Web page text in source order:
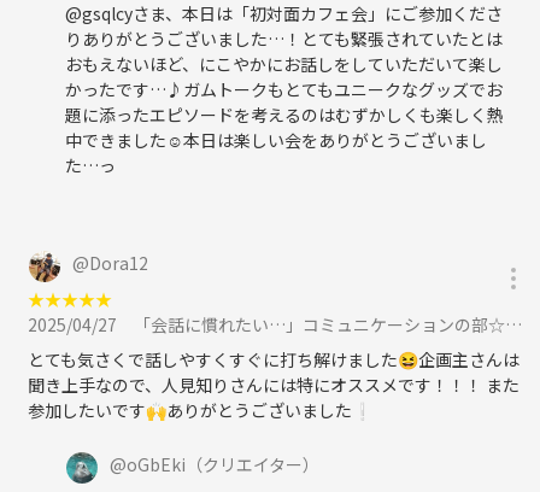
@gsqlcyさま、本日は「初対面カフェ会」にご参加くださ
りありがとうございました…！とても緊張されていたとは
おもえないほど、にこやかにお話しをしていただいて楽し
かったです…♪ガムトークもとてもユニークなグッズでお
題に添ったエピソードを考えるのはむずかしくも楽しく熱
中できました☺️本日は楽しい会をありがとうございまし
た…っ
@Dora12
★★★★★
2025/04/27
「会話に慣れたい…」コミュニケーションの部☆に参加
とても気さくで話しやすくすぐに打ち解けました😆企画主さんは
聞き上手なので、人見知りさんには特にオススメです！！！ また
参加したいです🙌ありがとうございました❕
@oGbEki （クリエイター）